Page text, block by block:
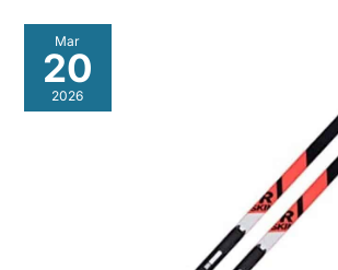
Mar
20
2026
Test
Rossignol
Delta
Comp
R-